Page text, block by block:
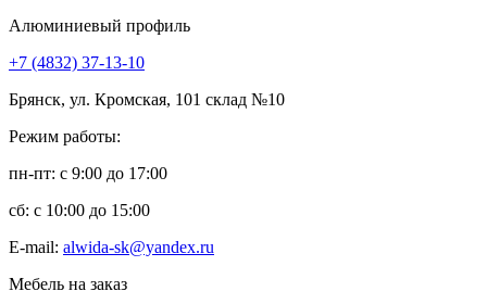
Алюминиевый профиль
+7 (4832) 37-13-10
Брянск, ул. Кромская, 101 склад №10
Режим работы:
пн-пт: c 9:00 до 17:00
сб: c 10:00 до 15:00
E-mail: alwida-sk@yandex.ru
Мебель на заказ